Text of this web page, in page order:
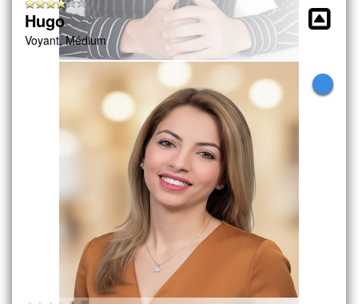
Hugo
Voyant, Médium